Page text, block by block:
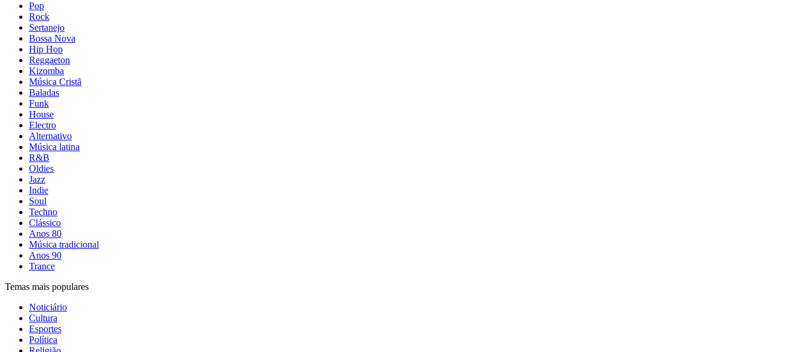
Pop
Rock
Sertanejo
Bossa Nova
Hip Hop
Reggaeton
Kizomba
Música Cristã
Baladas
Funk
House
Electro
Alternativo
Música latina
R&B
Oldies
Jazz
Indie
Soul
Techno
Clássico
Anos 80
Música tradicional
Anos 90
Trance
Temas mais populares
Noticiário
Cultura
Esportes
Política